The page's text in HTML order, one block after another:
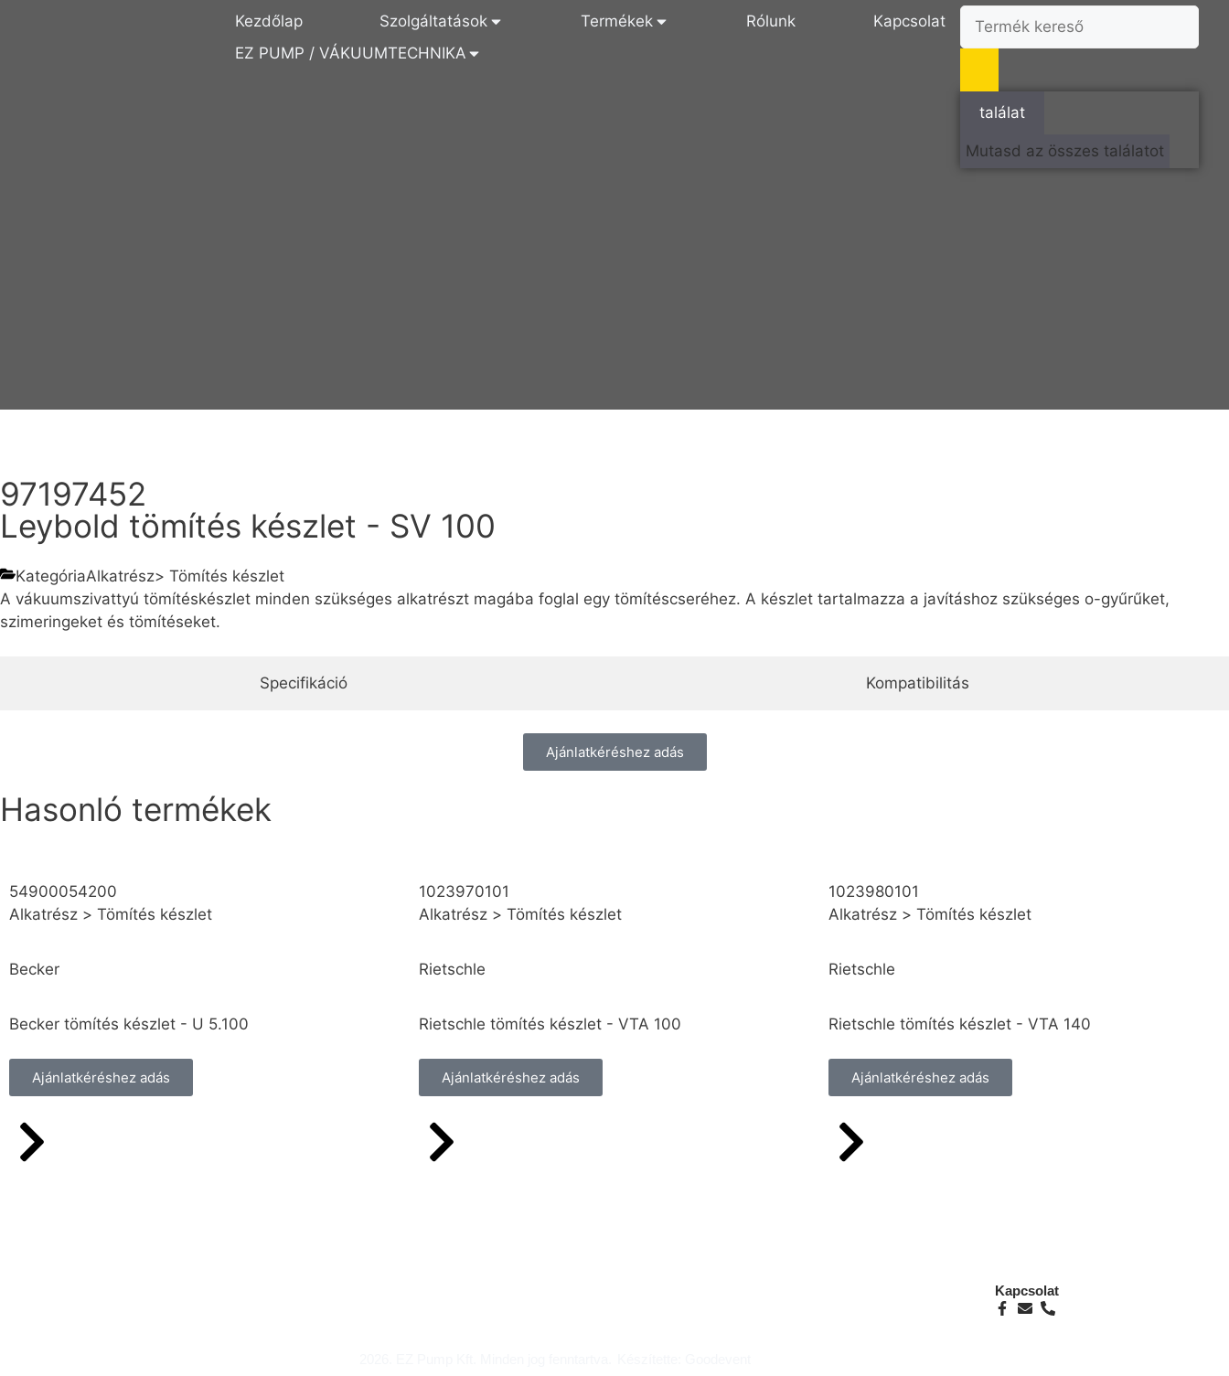
Kezdőlap Szolgáltatások Termékek Rólunk
Kapcsolat
EZ PUMP / VÁKUUMTECHNIKA
találat
Mutasd az összes találatot
97197452
Leybold tömítés készlet - SV 100
KategóriaAlkatrész> Tömítés készlet
A vákuumszivattyú tömítéskészlet minden szükséges alkatrészt magába foglal egy tömítéscseréhez. A készlet tartalmazza a javításhoz szükséges o-gyűrűket,
szimeringeket és tömítéseket.
Specifikáció Kompatibilitás
Ajánlatkéréshez adás
Hasonló termékek
54900054200
Alkatrész > Tömítés készlet
Becker
Becker tömítés készlet - U 5.100
Ajánlatkéréshez adás
1023970101
Alkatrész > Tömítés készlet
Rietschle
Rietschle tömítés készlet - VTA 100
Ajánlatkéréshez adás
1023980101
Alkatrész > Tömítés készlet
Rietschle
Rietschle tömítés készlet - VTA 140
Ajánlatkéréshez adás
Kapcsolat